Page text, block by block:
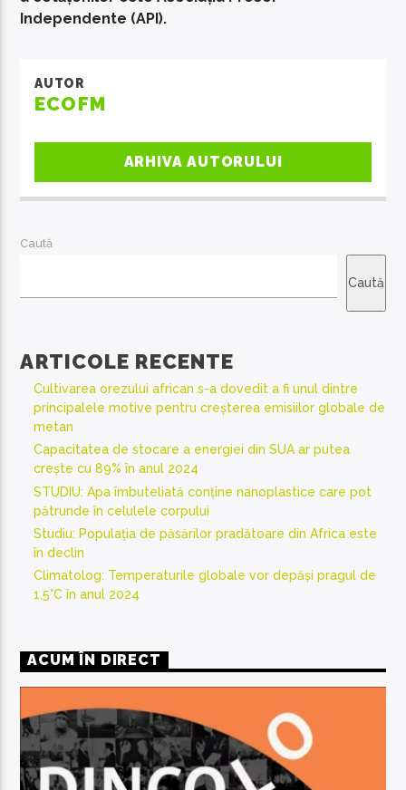
Independente (API).
AUTOR
ECOFM
ARHIVA AUTORULUI
Caută
Caută
ARTICOLE RECENTE
Cultivarea orezului african s-a dovedit a fi unul dintre
principalele motive pentru creșterea emisiilor globale de
metan
Capacitatea de stocare a energiei din SUA ar putea
crește cu 89% în anul 2024
STUDIU: Apa îmbuteliată conține nanoplastice care pot
pătrunde în celulele corpului
Studiu: Populația de păsărilor pradătoare din Africa este
în declin
Climatolog: Temperaturile globale vor depăși pragul de
1,5°C în anul 2024
ACUM ÎN DIRECT